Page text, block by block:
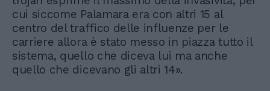
cui siccome Palamara era con altri 15 al
centro del traffico delle influenze per le
carriere allora è stato messo in piazza tutto il
sistema, quello che diceva lui ma anche
quello che dicevano gli altri 14».